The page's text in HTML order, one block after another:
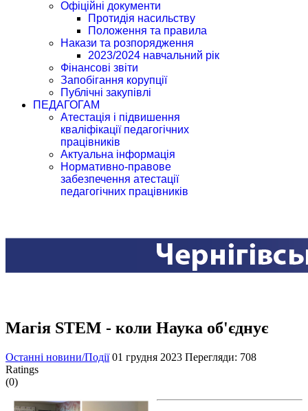
Офіційні документи
Протидія насильству
Положення та правила
Накази та розпорядження
2023/2024 навчальний рік
Фінансові звіти
Запобігання корупції
Публічні закупівлі
ПЕДАГОГАМ
Атестація і підвишення
кваліфікації педагогічних
працівників
Актуальна інформація
Нормативно-правове
забезпечення атестації
педагогічних працівників
Магія STEM - коли Наука об'єднує
Останні новини/Події 01 грудня 2023 Перегляди: 708
Ratings
(0)